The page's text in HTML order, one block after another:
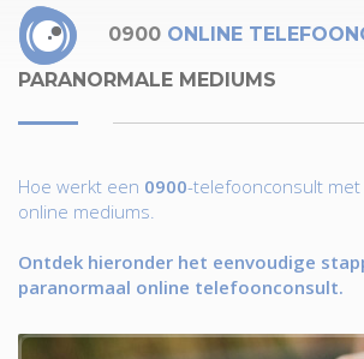
0900 ONLINE
PARANORMALE MEDIUMS
Hoe werkt een 0900-telefoonconsult
online mediums.
Ontdek hieronder het eenvoudige
paranormaal online telefoonconsult.